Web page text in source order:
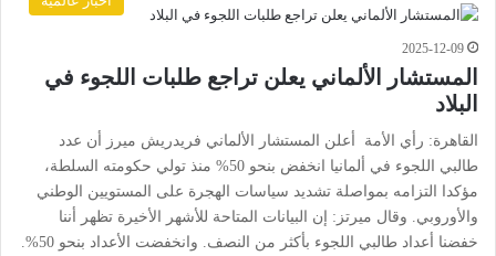
2025-12-09
المستشار الألماني يعلن تراجع طلبات اللجوء في
البلاد
القاهرة: رأي الأمة أعلن المستشار الألماني فريدريش ميرز أن عدد
طالبي اللجوء في ألمانيا انخفض بنحو 50% منذ تولي حكومته السلطة،
مؤكدا التزامه بمواصلة تشديد سياسات الهجرة على المستويين الوطني
والأوروبي. وقال ميرتز: إن البيانات المتاحة للأشهر الأخيرة تظهر أننا
خفضنا أعداد طالبي اللجوء بأكثر من النصف. وانخفضت الأعداد بنحو 50%.